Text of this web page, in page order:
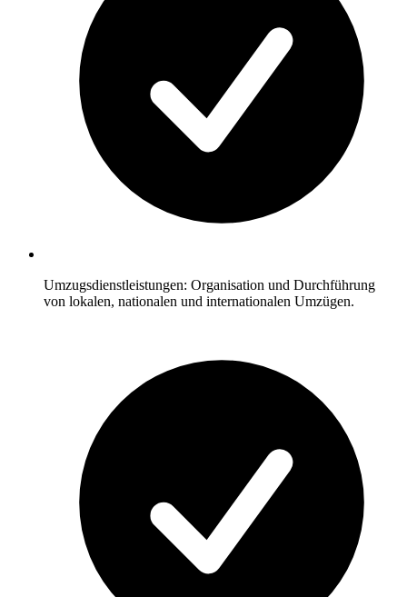
Umzugsdienstleistungen: Organisation und Durchführung
von lokalen, nationalen und internationalen Umzügen.